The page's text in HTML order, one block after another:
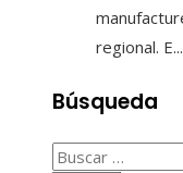
regional. E...
Búsqueda
Buscar: